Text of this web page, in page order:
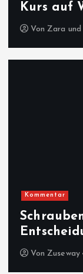
Kurs auf
Von Zara und
Kommentar
Von Zuseway